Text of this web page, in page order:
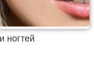
ногтей